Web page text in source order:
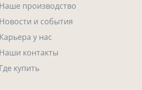
Наше производство
Новости и события
Карьера у нас
Наши контакты
Где купить